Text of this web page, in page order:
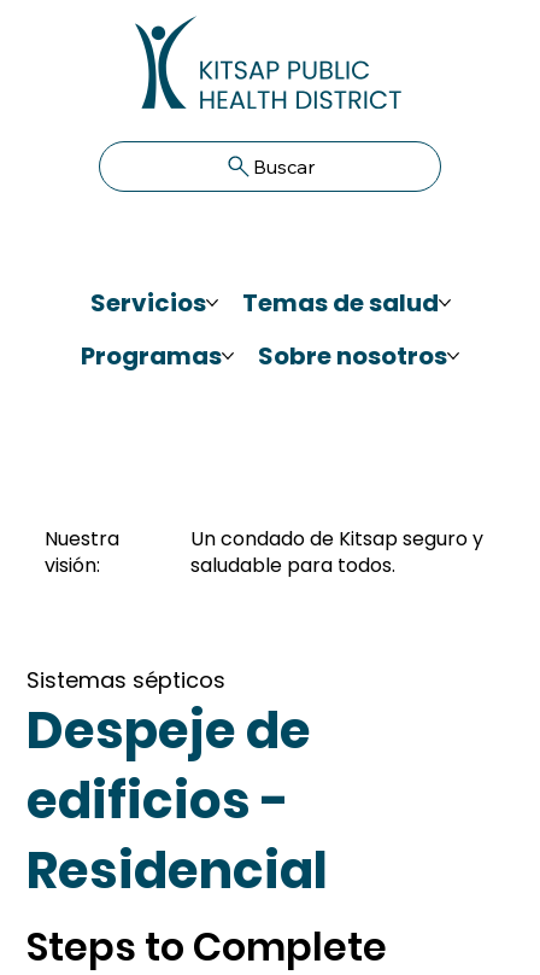
Buscar
Servicios
Temas de salud
Programas
Sobre nosotros
Sistemas sépticos
Despeje de
edificios -
Residencial
Steps to Complete
Nuestra
visión:
Un condado de Kitsap seguro y
saludable para todos.